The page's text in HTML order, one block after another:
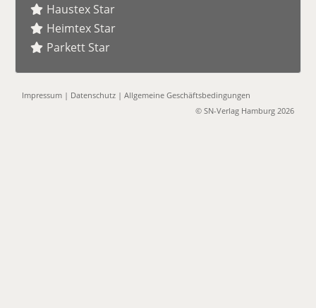
Haustex Star
Heimtex Star
Parkett Star
Impressum | Datenschutz |Allgemeine Geschäftsbedingungen
© SN-Verlag Hamburg 2026